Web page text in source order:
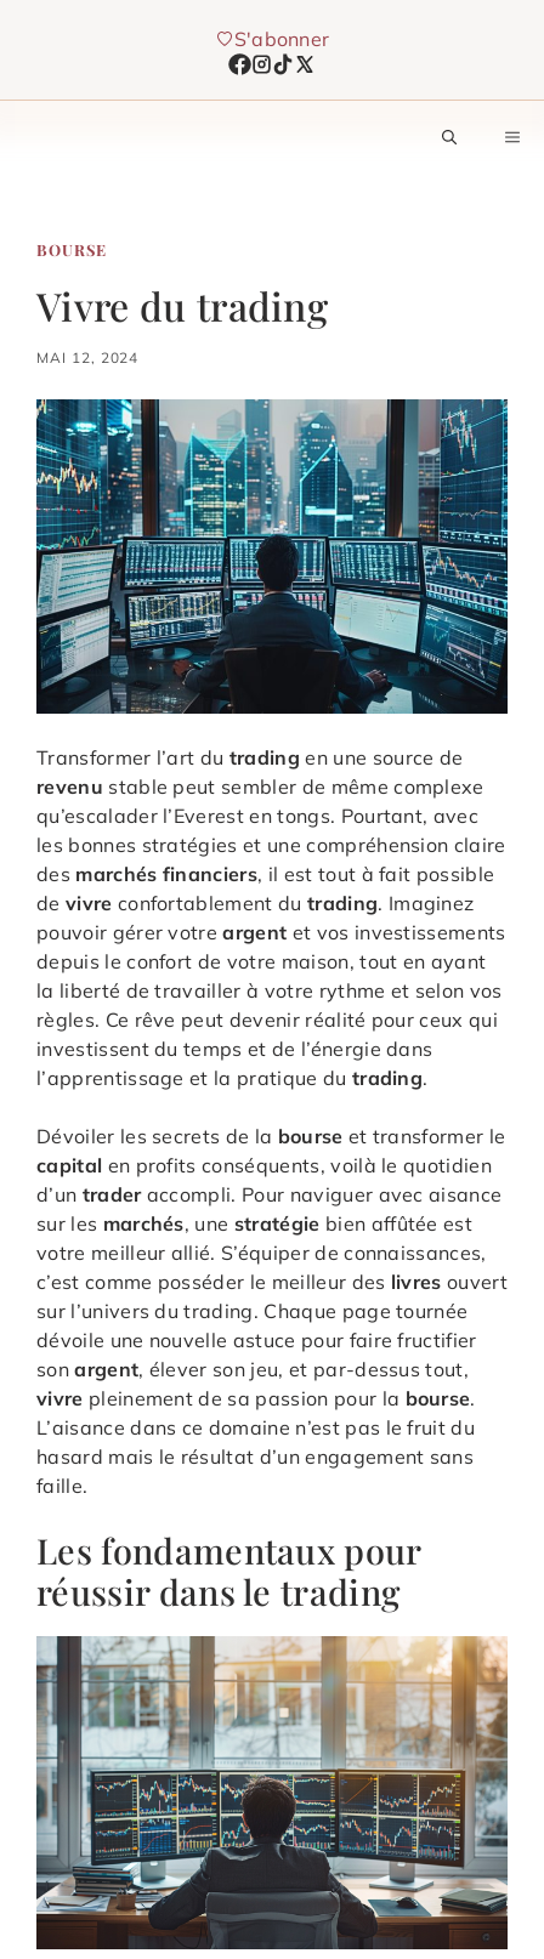
S'abonner
BOURSE
Vivre du trading
MAI 12, 2024
Transformer l’art du trading en une source de
revenu stable peut sembler de même complexe
qu’escalader l’Everest en tongs. Pourtant, avec
les bonnes stratégies et une compréhension claire
des marchés financiers, il est tout à fait possible
de vivre confortablement du trading. Imaginez
pouvoir gérer votreargent et vos investissements
depuis le confort de votre maison, tout en ayant
la liberté de travailler à votre rythme et selon vos
règles. Ce rêve peut devenir réalité pour ceux qui
investissent du temps et de l’énergie dans
l’apprentissage et la pratique du trading.
Dévoiler les secrets de la bourse et transformer le
capital en profits conséquents, voilà le quotidien
d’un traderaccompli. Pour naviguer avec aisance
sur les marchés, une stratégie bien affûtée est
votre meilleur allié. S’équiper de connaissances,
c’est comme posséder le meilleur des livres ouvert
sur l’univers du trading. Chaque page tournée
dévoile une nouvelle astuce pour faire fructifier
sonargent, élever son jeu, et par-dessus tout,
vivre pleinement de sa passion pour la bourse.
L’aisance dans ce domaine n’est pas le fruit du
hasard mais le résultat d’un engagement sans
faille.
Les fondamentaux pour
réussir dans le trading